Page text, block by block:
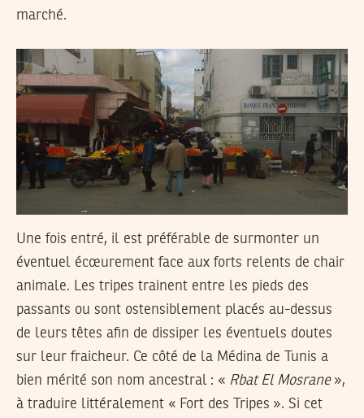
marché.
Une fois entré, il est préférable de surmonter un
éventuel écœurement face aux forts relents de chair
animale. Les tripes trainent entre les pieds des
passants ou sont ostensiblement placés au-dessus
de leurs têtes afin de dissiper les éventuels doutes
sur leur fraicheur. Ce côté de la Médina de Tunis a
bien mérité son nom ancestral : « Rbat El Mosrane»,
à traduire littéralement « Fort des Tripes ». Si cet